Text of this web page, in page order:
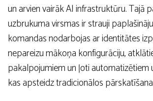
un arvien vairāk AI infrastruktūru. Tajā
uzbrukuma virsmas ir strauji
komandas nodarbojas ar identitātes
nepareizu mākoņa konfigurāciju,
pakalpojumiem un ļoti automatizētiem
kas apsteidz tradicionālos